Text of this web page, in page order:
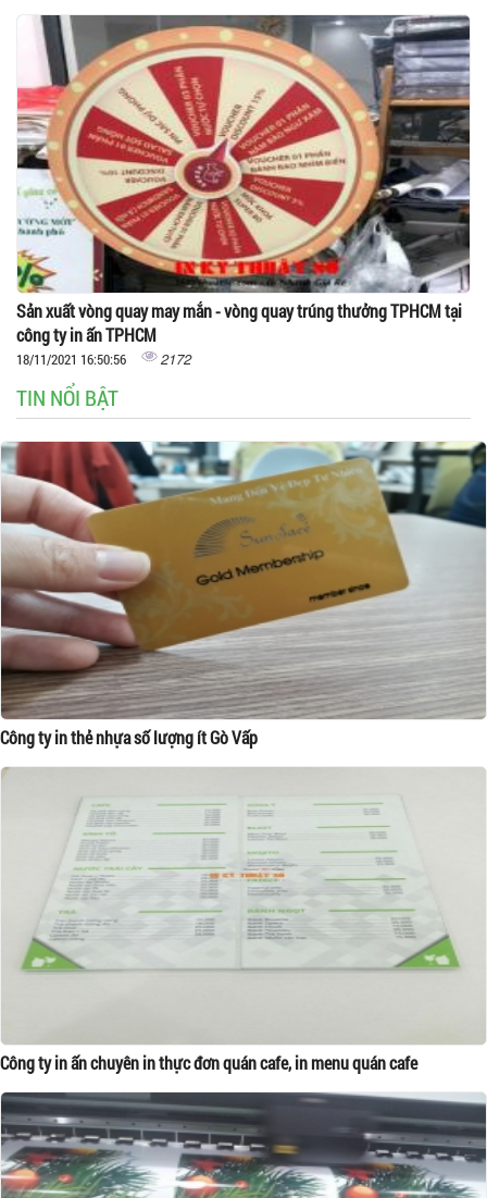
Sản xuất vòng quay may mắn - vòng quay trúng thưởng TPHCM tại
công ty in ấn TPHCM
18/11/2021 16:50:56 2172
TIN NỔI BẬT
Công ty in thẻ nhựa số lượng ít Gò Vấp
Công ty in ấn chuyên in thực đơn quán cafe, in menu quán cafe